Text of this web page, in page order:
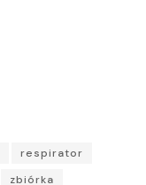
respirator
zbiórka